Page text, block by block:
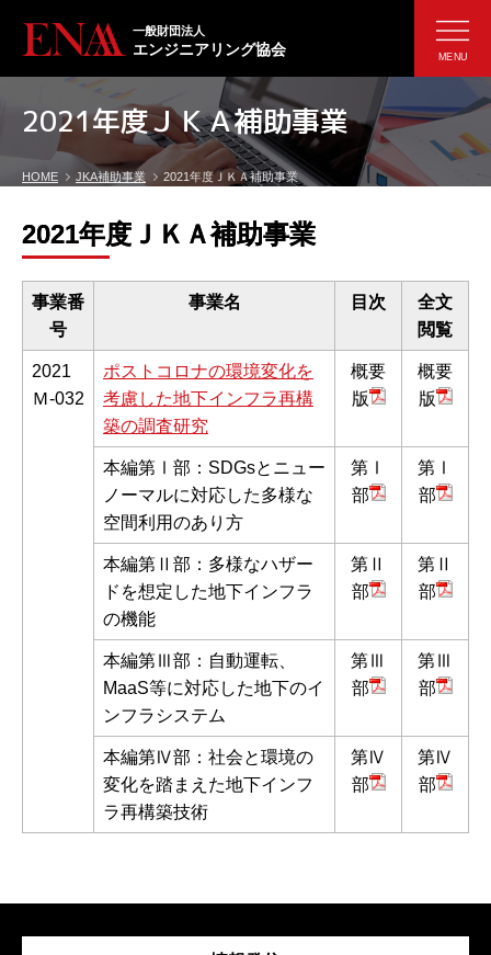
一般財団法人
エンジニアリング協会 MENU
2021年度ＪＫＡ補助事業
HOME JKA補助事業 2021年度ＪＫＡ補助事業
2021年度ＪＫＡ補助事業
事業番
号
事業名 目次
全文
閲覧
2021
Ｍ-032
ポストコロナの環境変化を
考慮した地下インフラ再構
築の調査研究
概要
版
概要
版
本編第Ⅰ部：SDGsとニュー
ノーマルに対応した多様な
空間利用のあり方
第Ⅰ
部
第Ⅰ
部
本編第Ⅱ部：多様なハザー
ドを想定した地下インフラ
の機能
第Ⅱ
部
第Ⅱ
部
本編第Ⅲ部：自動運転、
MaaS等に対応した地下のイ
ンフラシステム
第Ⅲ
部
第Ⅲ
部
本編第Ⅳ部：社会と環境の
変化を踏まえた地下インフ
ラ再構築技術
第Ⅳ
部
第Ⅳ
部